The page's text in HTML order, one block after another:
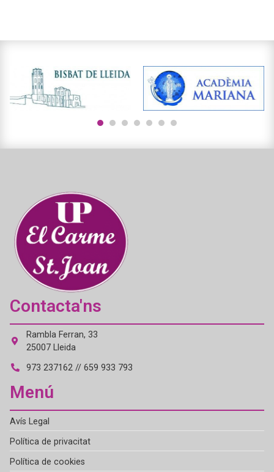
Contacta'ns
Rambla Ferran, 33
25007 Lleida
973 237162 // 659 933 793
Menú
Avís Legal
Política de privacitat
Política de cookies